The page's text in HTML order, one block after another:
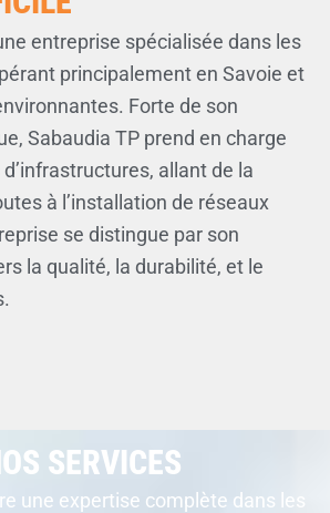
entreprise spécialisée dans les
principalement en Savoie et
Forte de son
Sabaudia TP prend en charge
allant de la
à l’installation de réseaux
se distingue par son
la qualité, la durabilité, et le
SERVICES
une expertise complète dans les